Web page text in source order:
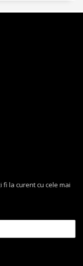
la curent cu cele mai